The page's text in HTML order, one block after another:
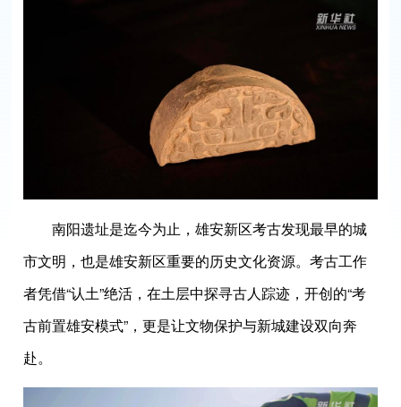
南阳遗址是迄今为止，雄安新区考古发现最早的城
市文明，也是雄安新区重要的历史文化资源。考古工作
者凭借“认土”绝活，在土层中探寻古人踪迹，开创的“考
古前置雄安模式”，更是让文物保护与新城建设双向奔
赴。